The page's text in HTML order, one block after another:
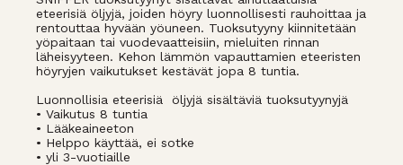
eteerisiä öljyjä, joiden höyry luonnollisesti rauhoittaa ja
rentouttaa hyvään yöuneen. Tuoksutyyny kiinnitetään
yöpaitaan tai vuodevaatteisiin, mieluiten rinnan
läheisyyteen. Kehon lämmön vapauttamien eteeristen
höyryjen vaikutukset kestävät jopa 8 tuntia.
Luonnollisia eteerisiä öljyjä sisältäviä tuoksutyynyjä
• Vaikutus 8 tuntia
• Lääkeaineeton
• Helppo käyttää, ei sotke
• yli 3-vuotiaille